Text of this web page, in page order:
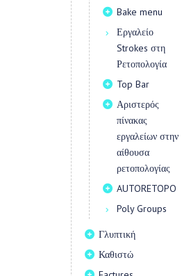
Bake menu
Εργαλείο
Strokes στη
Ρετοπολογία
Top Bar
Αριστερός
πίνακας
εργαλείων στην
αίθουσα
ρετοπολογίας
AUTORETOPO
Poly Groups
Γλυπτική
Καθιστώ